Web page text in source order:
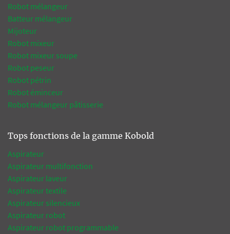
Robot mélangeur
Batteur mélangeur
Mijoteur
Robot mixeur
Robot mixeur soupe
Robot peseur
Robot pétrin
Robot éminceur
Robot mélangeur pâtisserie
Tops fonctions de la gamme Kobold
Aspirateur
Aspirateur multifonction
Aspirateur laveur
Aspirateur textile
Aspirateur silencieux
Aspirateur robot
Aspirateur robot programmable